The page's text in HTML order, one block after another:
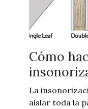
Cómo
La
aislar toda la